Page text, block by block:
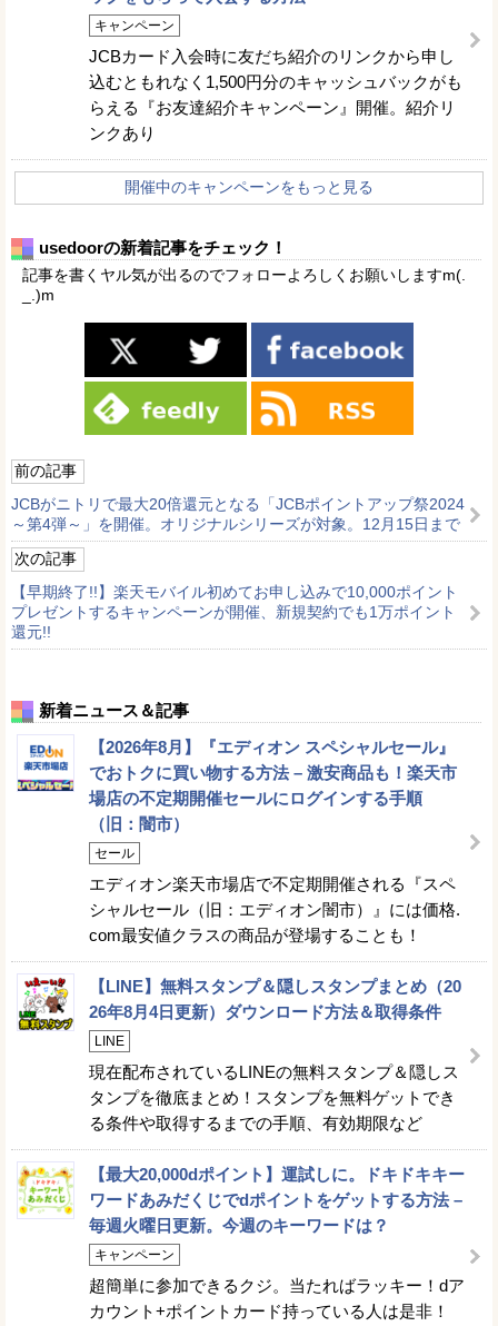
キャンペーン
JCBカード入会時に友だち紹介のリンクから申し
込むともれなく1,500円分のキャッシュバックがも
らえる『お友達紹介キャンペーン』開催。紹介リ
ンクあり
開催中のキャンペーンをもっと見る
usedoorの新着記事をチェック！
記事を書くヤル気が出るのでフォローよろしくお願いしますm(.
_.)m
前の記事
JCBがニトリで最大20倍還元となる「JCBポイントアップ祭2024
～第4弾～」を開催。オリジナルシリーズが対象。12月15日まで
次の記事
【早期終了!!】楽天モバイル初めてお申し込みで10,000ポイント
プレゼントするキャンペーンが開催、新規契約でも1万ポイント
還元!!
新着ニュース＆記事
【2026年8月】『エディオン スペシャルセール』
でおトクに買い物する方法 – 激安商品も！楽天市
場店の不定期開催セールにログインする手順
（旧：闇市）
セール
エディオン楽天市場店で不定期開催される『スペ
シャルセール（旧：エディオン闇市）』には価格.
com最安値クラスの商品が登場することも！
【LINE】無料スタンプ＆隠しスタンプまとめ（20
26年8月4日更新）ダウンロード方法＆取得条件
LINE
現在配布されているLINEの無料スタンプ＆隠しス
タンプを徹底まとめ！スタンプを無料ゲットでき
る条件や取得するまでの手順、有効期限など
【最大20,000dポイント】運試しに。ドキドキキー
ワードあみだくじでdポイントをゲットする方法 –
毎週火曜日更新。今週のキーワードは？
キャンペーン
超簡単に参加できるクジ。当たればラッキー！dア
カウント+ポイントカード持っている人は是非！